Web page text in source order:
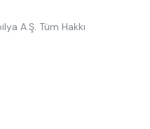
A.Ş. Tüm Hakkı